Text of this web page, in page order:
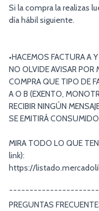
Si la compra la realizas
día hábil siguiente.
•HACEMOS FACTURA A Y
NO OLVIDE AVISAR POR
COMPRA QUE TIPO DE
A O B (EXENTO,
RECIBIR NINGÚN
SE EMITIRÁ
MIRA TODO LO QUE
link):
https://
PREGUNTAS